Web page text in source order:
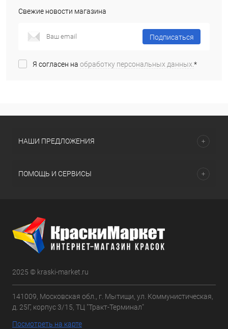
Свежие новости магазина
Подписаться
Я согласен на обработку персональных данных.*
НАШИ ПРЕДЛОЖЕНИЯ
ПОМОЩЬ И СЕРВИСЫ
2025 © kraski-market.ru
141009, Московская обл., г. Мытищи, ул. Коммунистическая,
д. 25Г, корпус 3/15, ТЦ "Тракт-Терминал"
Посмотреть на карте